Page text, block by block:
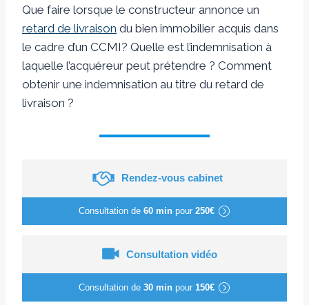
Que faire lorsque le constructeur annonce un
retard de livraison du bien immobilier acquis dans
le cadre d’un CCMI? Quelle est l’indemnisation à
laquelle l’acquéreur peut prétendre ? Comment
obtenir une indemnisation au titre du retard de
livraison ?
Rendez-vous cabinet
Consultation de 60 minpour 250€
Consultation vidéo
Consultation de 30 minpour 150€